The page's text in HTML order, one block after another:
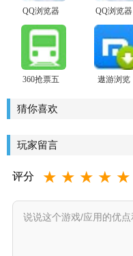
QQ浏览器
正式版
QQ浏览器
360抢票五
遨游浏览
猜你喜欢
玩家留言
评分 ★ ★ ★ ★ ★